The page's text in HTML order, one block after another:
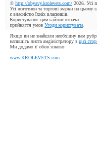
© http://obyavy.krolevets.com/ 2026. Усі
Усі логотипи та торгові марки на цьому
є власністю їхніх власників.
Користування цим сайтом означає
прийняття умов Угоди користувача
Якщо ви не знайшли необхідну вам
напишіть листа амдіністратору з цієї
Ми додамо її обов`язково
www.KROLEVETS.com